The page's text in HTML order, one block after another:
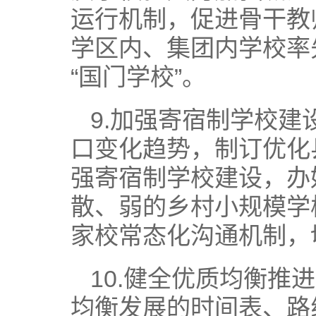
运行机制，促进骨干
学区内、集团内学校
“国门学校”。
9.加强寄宿制学校建
口变化趋势，制订优
强寄宿制学校建设，
散、弱的乡村小规模
家校常态化沟通机制
10.健全优质均衡推
均衡发展的时间表、